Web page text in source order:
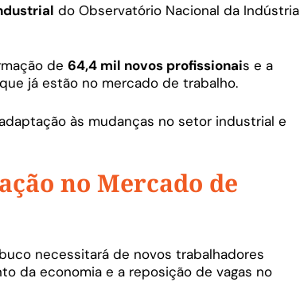
do Observatório Nacional da Indústria
de 64,4 mil novos profissionais e a
que já estão no mercado de trabalho.
às mudanças no setor industrial e
no Mercado de
necessitará de novos trabalhadores
da economia e a reposição de vagas no